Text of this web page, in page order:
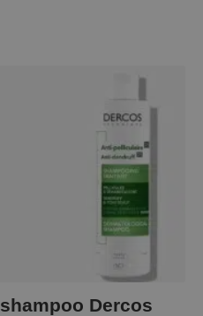
Dercos